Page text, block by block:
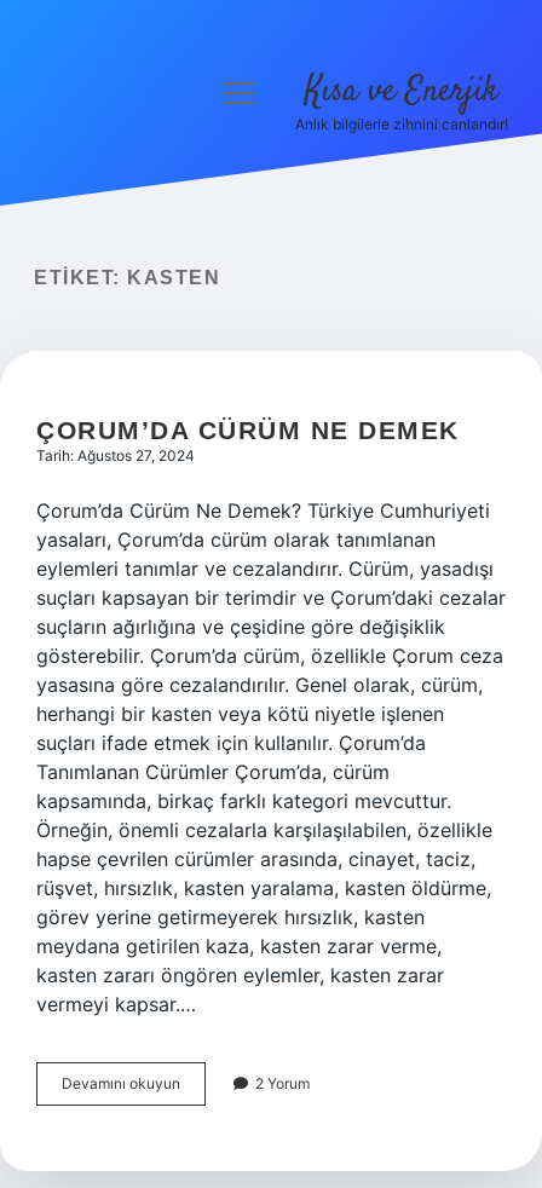
Yasal Uyarı
menüyü
Kısa ve Enerjik
Anlık bilgilerle zihnini canlandır!
ETIKET: KASTEN
ÇORUM’DA CÜRÜM NE DEMEK
Tarih: Ağustos 27, 2024
Çorum’da Cürüm Ne Demek? Türkiye Cumhuriyeti
yasaları, Çorum’da cürüm olarak tanımlanan
eylemleri tanımlar ve cezalandırır. Cürüm, yasadışı
suçları kapsayan bir terimdir ve Çorum’daki cezalar
suçların ağırlığına ve çeşidine göre değişiklik
gösterebilir. Çorum’da cürüm, özellikle Çorum ceza
yasasına göre cezalandırılır. Genel olarak, cürüm,
herhangi bir kasten veya kötü niyetle işlenen
suçları ifade etmek için kullanılır. Çorum’da
Tanımlanan Cürümler Çorum’da, cürüm
kapsamında, birkaç farklı kategori mevcuttur.
Örneğin, önemli cezalarla karşılaşılabilen, özellikle
hapse çevrilen cürümler arasında, cinayet, taciz,
rüşvet, hırsızlık, kasten yaralama, kasten öldürme,
görev yerine getirmeyerek hırsızlık, kasten
meydana getirilen kaza, kasten zarar verme,
kasten zararı öngören eylemler, kasten zarar
vermeyi kapsar.…
Devamını okuyun Çorum’da
cürüm
2 Yorum